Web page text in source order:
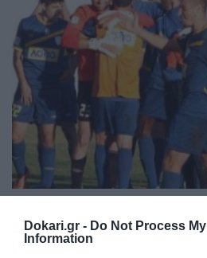
Dokari.gr - Do Not Process
Information
Ερμιονίδα: Ρεπό λίγο
βάσανα